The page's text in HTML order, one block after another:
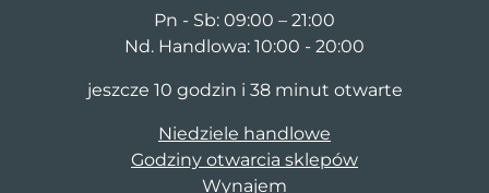
Pn - Sb: 09:00 – 21:00
Nd. Handlowa: 10:00 - 20:00
jeszcze 10 godzin i 38 minut otwarte
Niedziele handlowe
Godziny otwarcia sklepów
Wynajem